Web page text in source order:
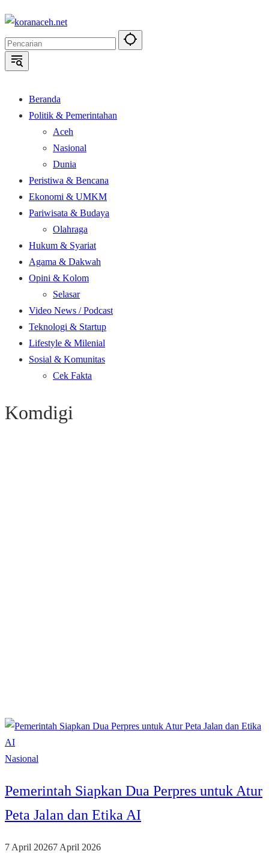
Langsung
konten
Beranda
Politik & Pemerintahan
Aceh
Nasional
Dunia
Peristiwa & Bencana
Ekonomi & UMKM
Pariwisata & Budaya
Olahraga
Hukum & Syariat
Agama & Dakwah
Opini & Kolom
Selasar
Video News / Podcast
Teknologi & Startup
Lifestyle & Milenial
Sosial & Komunitas
Cek Fakta
Komdigi
Nasional
Pemerintah Siapkan Dua Perpres untuk Atur
Peta Jalan dan Etika AI
7 April 20267 April 2026